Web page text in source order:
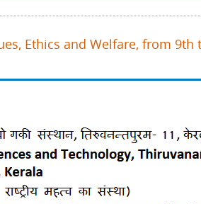
Ethics and Welfare, from 9th